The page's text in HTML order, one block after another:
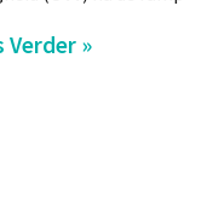
Verder »